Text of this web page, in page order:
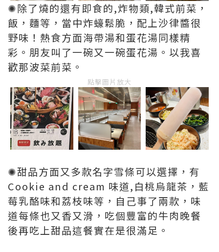
✺除了燒的還有即食的,炸物類,韓式前菜，
飯，麵等，當中炸蠔鬆脆，配上沙律醬很
野味！熱食方面海帶湯和蛋花湯同樣精
彩。朋友叫了一碗又一碗蛋花湯。以我喜
歡那波菜前菜。
點擊圖片放大
✺甜品方面又多款名字雪條可以選擇，有
Cookie and cream 味道,白桃烏龍茶，藍
莓乳酪味和荔枝味等，自己事了兩款，味
道每條也又香又滑，吃個豐富的牛肉晚餐
後再吃上甜品這餐實在是很滿足。